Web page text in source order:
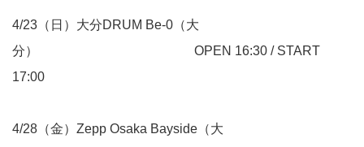
4/23（日）大分DRUM Be-0（大
分） OPEN 16:30 / START
17:00
4/28（金）Zepp Osaka Bayside（大